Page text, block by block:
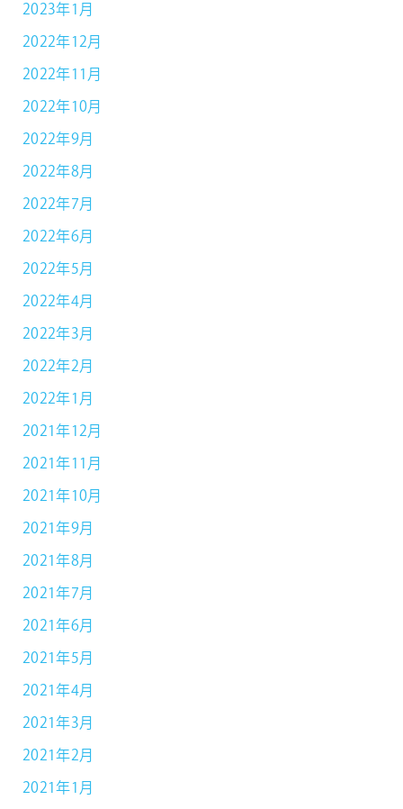
2023年1月
2022年12月
2022年11月
2022年10月
2022年9月
2022年8月
2022年7月
2022年6月
2022年5月
2022年4月
2022年3月
2022年2月
2022年1月
2021年12月
2021年11月
2021年10月
2021年9月
2021年8月
2021年7月
2021年6月
2021年5月
2021年4月
2021年3月
2021年2月
2021年1月